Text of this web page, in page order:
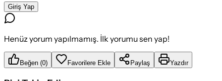
Giriş Yap
Henüz yorum yapılmamış. İlk yorumu sen yap!
Beğen (0) Favorilere Ekle Paylaş Yazdır